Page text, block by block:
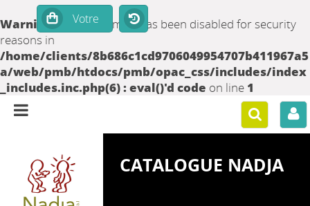
Warning: set_time_limit() has been disabled for security
reasons in
/home/clients/8b686c1cd9706049954707b411967a5
a/web/pmb/htdocs/pmb/opac_css/includes/index
_includes.inc.php(6) : eval()'d code on line 1
CATALOGUE NADJA